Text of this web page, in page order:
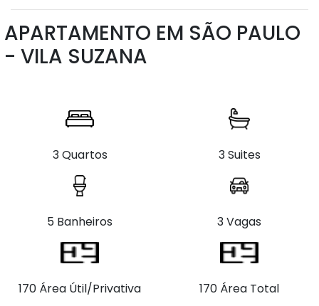
APARTAMENTO EM SÃO PAULO
- VILA SUZANA
3 Quartos 3 Suites
5 Banheiros 3 Vagas
170 Área Útil/Privativa 170 Área Total